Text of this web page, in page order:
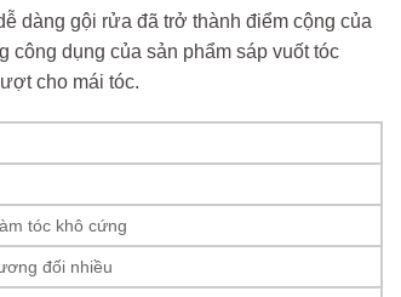
dàng gội rửa đã trở thành điểm cộng của
dụng của sản phẩm sáp vuốt tóc
cho mái tóc.
tóc khô cứng
đối nhiều